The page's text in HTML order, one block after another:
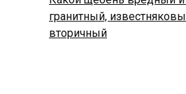
гранитный,
вторичный